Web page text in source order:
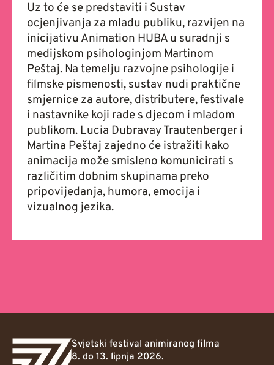
Uz to će se predstaviti i Sustav
ocjenjivanja za mladu publiku, razvijen na
inicijativu Animation HUBA u suradnji s
medijskom psihologinjom Martinom
Peštaj. Na temelju razvojne psihologije i
filmske pismenosti, sustav nudi praktične
smjernice za autore, distributere, festivale
i nastavnike koji rade s djecom i mladom
publikom. Lucia Dubravay Trautenberger i
Martina Peštaj zajedno će istražiti kako
animacija može smisleno komunicirati s
različitim dobnim skupinama preko
pripovijedanja, humora, emocija i
vizualnog jezika.
Svjetski festival animiranog filma
8. do 13. lipnja 2026.